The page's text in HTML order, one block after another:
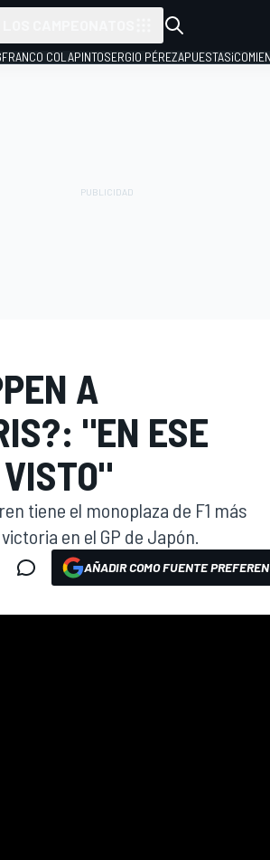
FRANCO COLAPINTOSERGIO PÉREZAPUESTAS
A
"EN ESE
tiene el monoplaza de F1 más
en el GP de Japón.
AÑADIR COMO FUENTE